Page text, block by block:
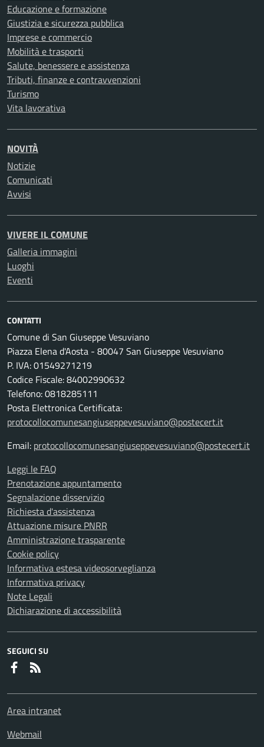
Educazione e formazione
Giustizia e sicurezza pubblica
Imprese e commercio
Mobilità e trasporti
Salute, benessere e assistenza
Tributi, finanze e contravvenzioni
Turismo
Vita lavorativa
NOVITÀ
Notizie
Comunicati
Avvisi
VIVERE IL COMUNE
Galleria immagini
Luoghi
Eventi
CONTATTI
Comune di San Giuseppe Vesuviano
Piazza Elena d'Aosta - 80047 San Giuseppe Vesuviano
P. IVA: 01549271219
Codice Fiscale: 84002990632
Telefono: 0818285111
Posta Elettronica Certificata:
protocollocomunesangiuseppevesuviano@postecert.it
Email: protocollocomunesangiuseppevesuviano@postecert.it
Leggi le FAQ
Prenotazione appuntamento
Segnalazione disservizio
Richiesta d'assistenza
Attuazione misure PNRR
Amministrazione trasparente
Cookie policy
Informativa estesa videosorveglianza
Informativa privacy
Note Legali
Dichiarazione di accessibilità
SEGUICI SU
Faceboook
Area intranet
Webmail